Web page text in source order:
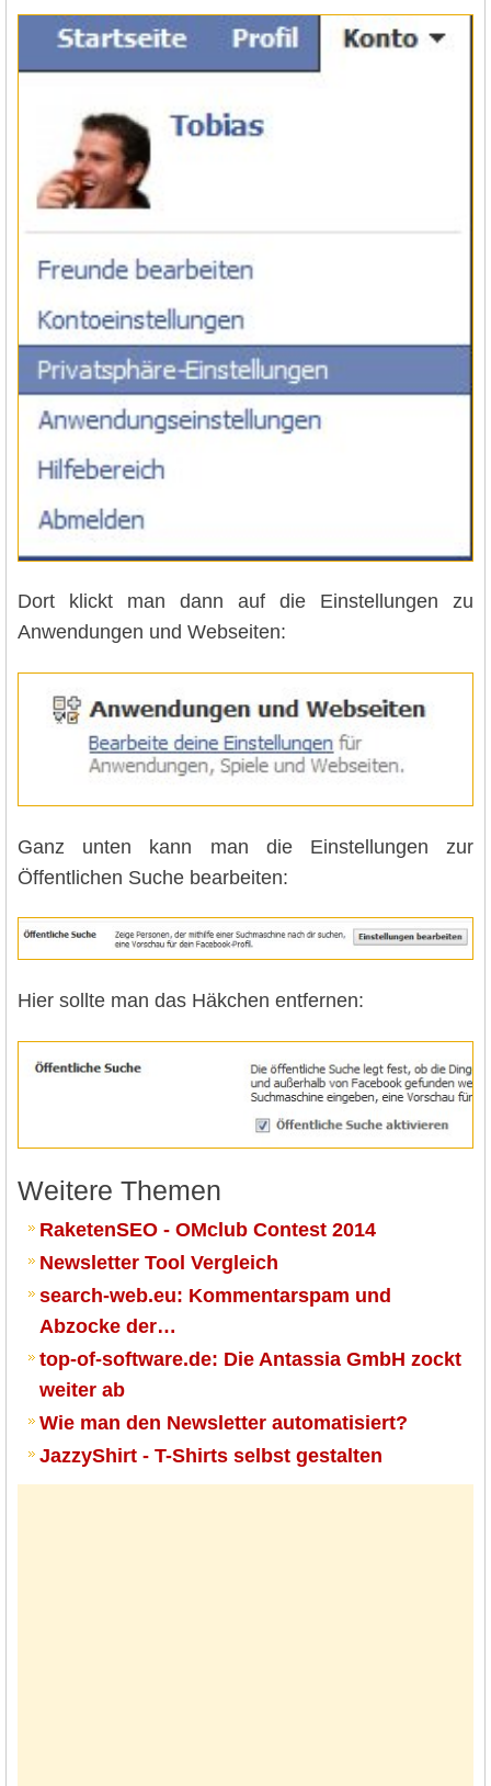
Dort klickt man dann auf die Einstellungen zu
Anwendungen und Webseiten:
Ganz unten kann man die Einstellungen zur
Öffentlichen Suche bearbeiten:
Hier sollte man das Häkchen entfernen:
Weitere Themen
RaketenSEO - OMclub Contest 2014
Newsletter Tool Vergleich
search-web.eu: Kommentarspam und
Abzocke der…
top-of-software.de: Die Antassia GmbH zockt
weiter ab
Wie man den Newsletter automatisiert?
JazzyShirt - T-Shirts selbst gestalten